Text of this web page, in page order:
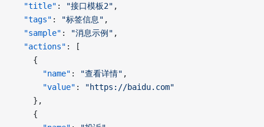
  "title"
: "接口模板2" ,
  "tags"
: "标签信息" ,
  "sample"
: "消息示例" ,
  "actions"
: [
    {
      "name"
: "查看详情" ,
      "value"
:
"https://baidu.com"
    },
    {